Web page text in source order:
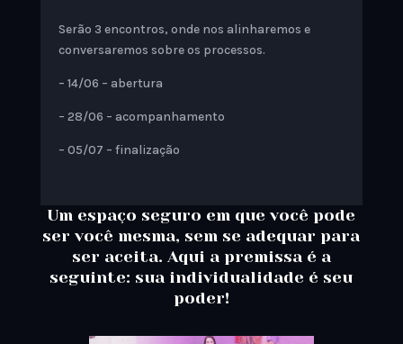
Serão 3 encontros, onde nos alinharemos e
conversaremos sobre os processos.
– 14/06 – abertura
– 28/06 – acompanhamento
– 05/07 – finalização
Um espaço seguro em que você pode
ser você mesma, sem se adequar para
ser aceita. Aqui a premissa é a
seguinte: sua individualidade é seu
poder!⁣